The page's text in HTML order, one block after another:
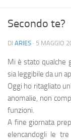
Secondo te?
DI ARIES · 5 MAGGIO
Mi è stato qualche
sia leggibile da un
Oggi ho ritagliato
anomalie, non
funzioni.
A fine giornata
elencandogli le